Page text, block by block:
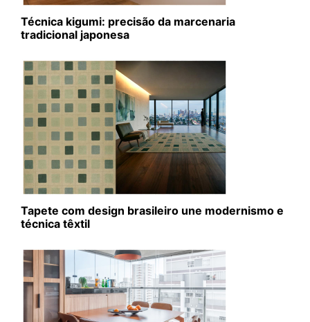
Técnica kigumi: precisão da marcenaria
tradicional japonesa
Tapete com design brasileiro une modernismo e
técnica têxtil